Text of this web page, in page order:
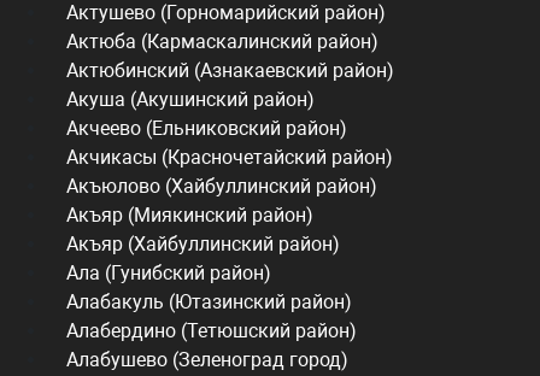
Актушево (Горномарийский район)
Актюба (Кармаскалинский район)
Актюбинский (Азнакаевский район)
Акуша (Акушинский район)
Акчеево (Ельниковский район)
Акчикасы (Красночетайский район)
Акъюлово (Хайбуллинский район)
Акъяр (Миякинский район)
Акъяр (Хайбуллинский район)
Ала (Гунибский район)
Алабакуль (Ютазинский район)
Алабердино (Тетюшский район)
Алабушево (Зеленоград город)